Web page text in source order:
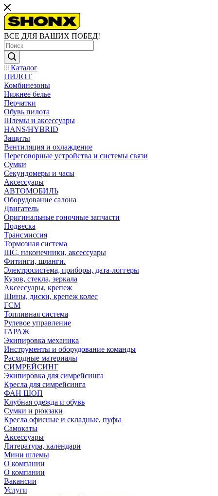
ВСЕ ДЛЯ ВАШИХ ПОБЕД!
Каталог
ПИЛОТ
Комбинезоны
Нижнее белье
Перчатки
Обувь пилота
Шлемы и аксессуары
HANS/HYBRID
Защиты
Вентиляция и охлаждение
Переговорные устройства и системы связи
Сумки
Секундомеры и часы
Аксессуары
АВТОМОБИЛЬ
Оборудование салона
Двигатель
Оригинальные гоночные запчасти
Подвеска
Трансмиссия
Тормозная система
ШС, наконечники, аксессуары
Фитинги, шланги.
Электросистема, приборы, дата-логгеры
Кузов, стекла, зеркала
Аксессуары, крепеж
Шины, диски, крепеж колес
ГСМ
Топливная система
Рулевое управление
ГАРАЖ
Экипировка механика
Инструменты и оборудование команды
Расходные материалы
СИМРЕЙСИНГ
Экипировка для симрейсинга
Кресла для симрейсинга
ФАН ШОП
Клубная одежда и обувь
Сумки и рюкзаки
Кресла офисные и складные, пуфы
Самокаты
Аксессуары
Литература, календари
Мини шлемы
О компании
О компании
Вакансии
Услуги